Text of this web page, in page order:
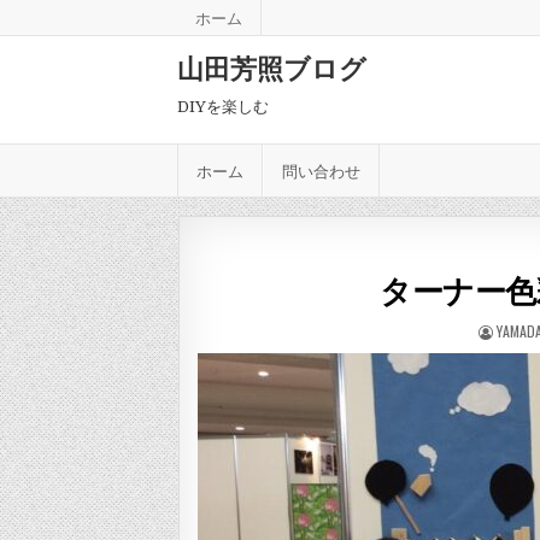
ホーム
山田芳照ブログ
DIYを楽しむ
ホーム 問い合わせ
ターナー